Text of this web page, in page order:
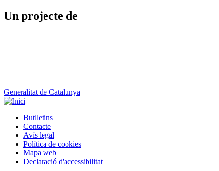
Un projecte de
Generalitat de Catalunya
Peu
Butlletins
Contacte
Avís legal
Política de cookies
Mapa web
Declaració d'accessibilitat